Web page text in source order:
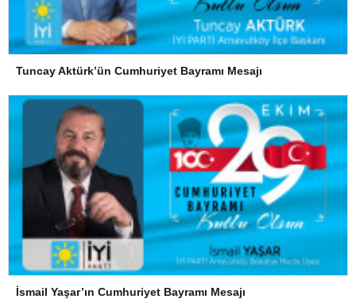
Tuncay Aktürk’ün Cumhuriyet Bayramı Mesajı
İsmail Yaşar’ın Cumhuriyet Bayramı Mesajı